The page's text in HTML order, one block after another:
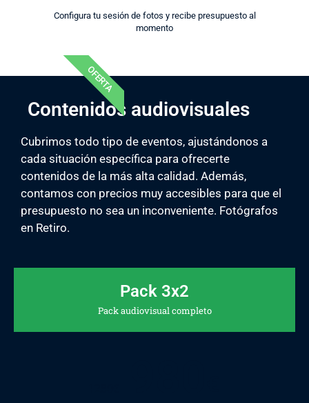
Configura tu sesión de fotos y recibe presupuesto al
momento
OFERTA
Contenidos audiovisuales
Cubrimos todo tipo de eventos, ajustándonos a
cada situación específica para ofrecerte
contenidos de la más alta calidad. Además,
contamos con precios muy accesibles para que el
presupuesto no sea un inconveniente. Fotógrafos
en Retiro.
Pack 3x2
Pack audiovisual completo